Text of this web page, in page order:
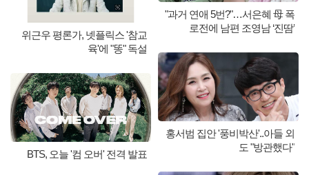
위근우 평론가, 넷플릭스 '참교
육'에 "똥" 독설
BTS, 오늘 '컴 오버' 전격 발표
"과거 연애 5번?"…서은혜 母 폭
로전에 남편 조영남 ‘진땀’
홍서범 집안 '풍비박산'..아들 외
도 "방관했다"